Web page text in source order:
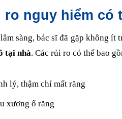
nguy hiểm có
sàng, bác sĩ đã gặp không ít
tại nhà. Các rủi ro có thể bao
lý, thậm chí mất răng
xương ổ răng